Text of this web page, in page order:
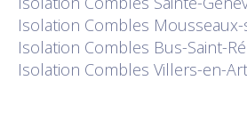
Isolation Combles Mousseaux-
Isolation Combles Bus-Saint-
Isolation Combles Villers-en-